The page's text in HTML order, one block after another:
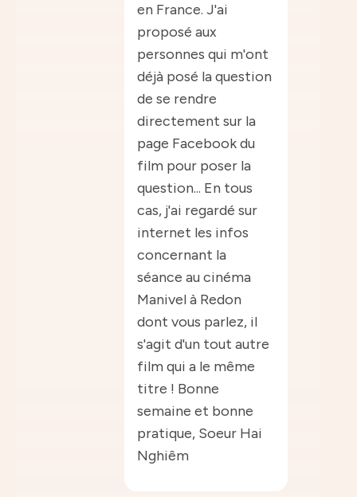
en France. J'ai
proposé aux
personnes qui m'ont
déjà posé la question
de se rendre
directement sur la
page Facebook du
film pour poser la
question... En tous
cas, j'ai regardé sur
internet les infos
concernant la
séance au cinéma
Manivel à Redon
dont vous parlez, il
s'agit d'un tout autre
film qui a le même
titre ! Bonne
semaine et bonne
pratique, Soeur Hai
Nghiêm